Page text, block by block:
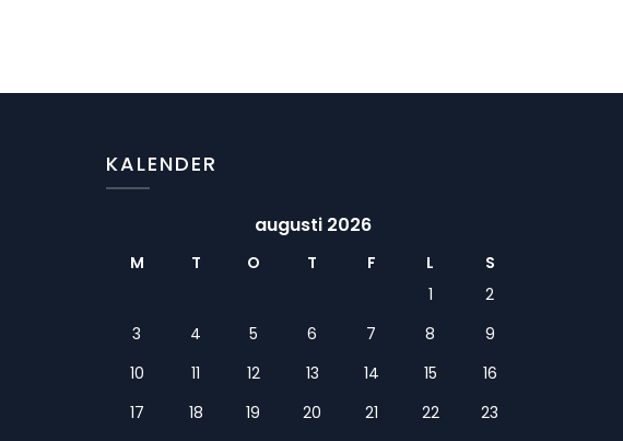
KALENDER
augusti 2026
M T O T F L
S
1
2
3
4 5 6 7 8
9
10
11 12 13 14 15
16
17
18 19 20 21 22 23